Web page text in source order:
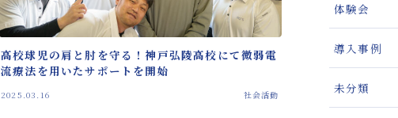
高校球児の肩と肘を守る！神戸弘陵高校にて微弱電
流療法を用いたサポートを開始
2025.03.16 社会活動
体験会
導入事例
未分類